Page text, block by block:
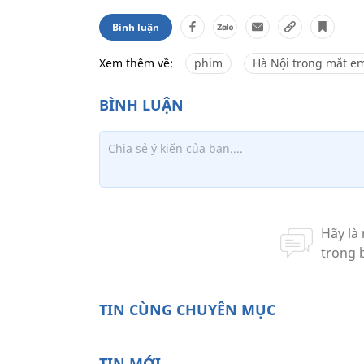
Bình luận
Xem thêm về: phim Hà Nội trong mắt
TIN CÙNG CHUYÊN MỤC